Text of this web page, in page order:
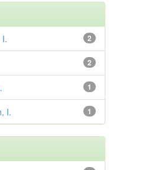
2
I.
2
1
1
I.